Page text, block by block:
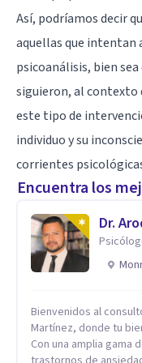
Así, podríamos decir
aquellas que intentan
psicoanálisis, bien
siguieron, al contexto
este tipo de
individuo y su
corrientes
Encuentra los
Dr.
Bienvenidos al
Martínez, donde tu
Con una amplia gama